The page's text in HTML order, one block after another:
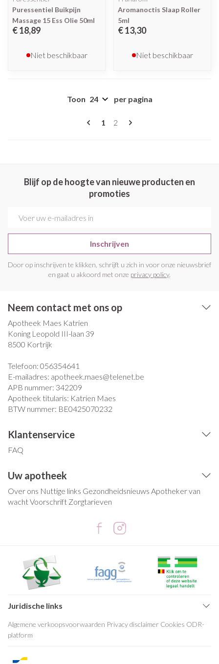
Puressentiel Buikpijn
Massage 15 Ess Olie 50ml
€ 18,89
Niet beschikbaar
Aromanoctis Slaap Roller
5ml
€ 13,30
Niet beschikbaar
Pagina's
U lees momenteel pagina
1 Pagina
2
Toon per pagina
Blijf op de hoogte van nieuwe producten en
promoties
Inschrijven
Door op inschrijven te klikken, schrijft u zich in voor onze nieuwsbrief
en gaat u akkoord met onze privacy policy.
Neem contact met ons op
Apotheek Maes Katrien
Koning Leopold III-laan 39
8500 Kortrijk
Telefoon: 056354641
E-mailadres: apotheek.maes@telenet.be
APB nummer: 342209
Apotheek titularis: Katrien Maes
BTW nummer: BE0425070232
Klantenservice
FAQ
Uw apotheek
Over ons Nuttige links Gezondheidsnieuws Apotheker van
wachtVoorschrift Zorgtarieven
Juridische links
Algemene verkoopsvoorwaarden Privacy disclaimer Cookies ODR-
platform